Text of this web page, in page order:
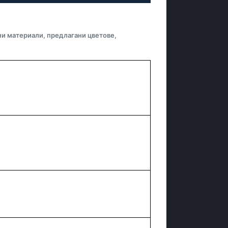
материали, предлагани цветове,